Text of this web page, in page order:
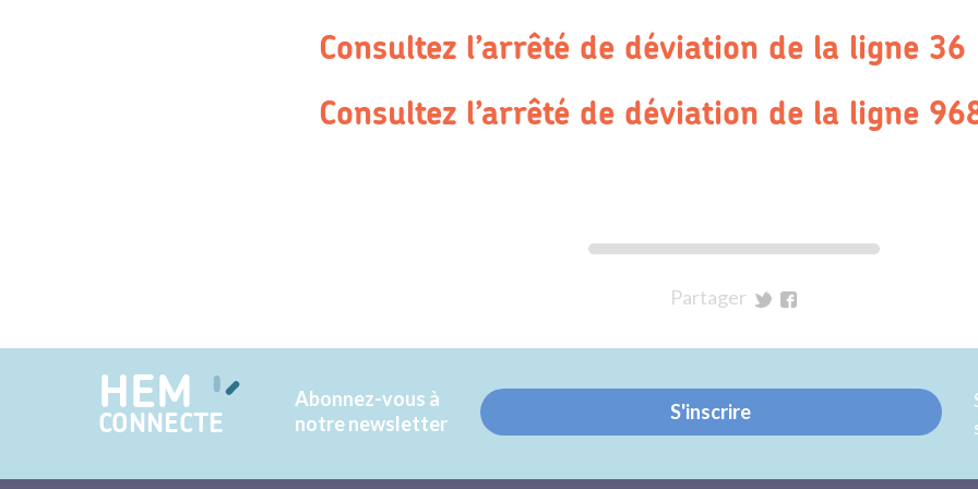
Consultez l’arrêté de déviation de la ligne 36
Consultez l’arrêté de déviation de la ligne
Partager
Twitter
Facebook
HEM
CONNECTE
Abonnez-vous à
notre newsletter
S'inscrire